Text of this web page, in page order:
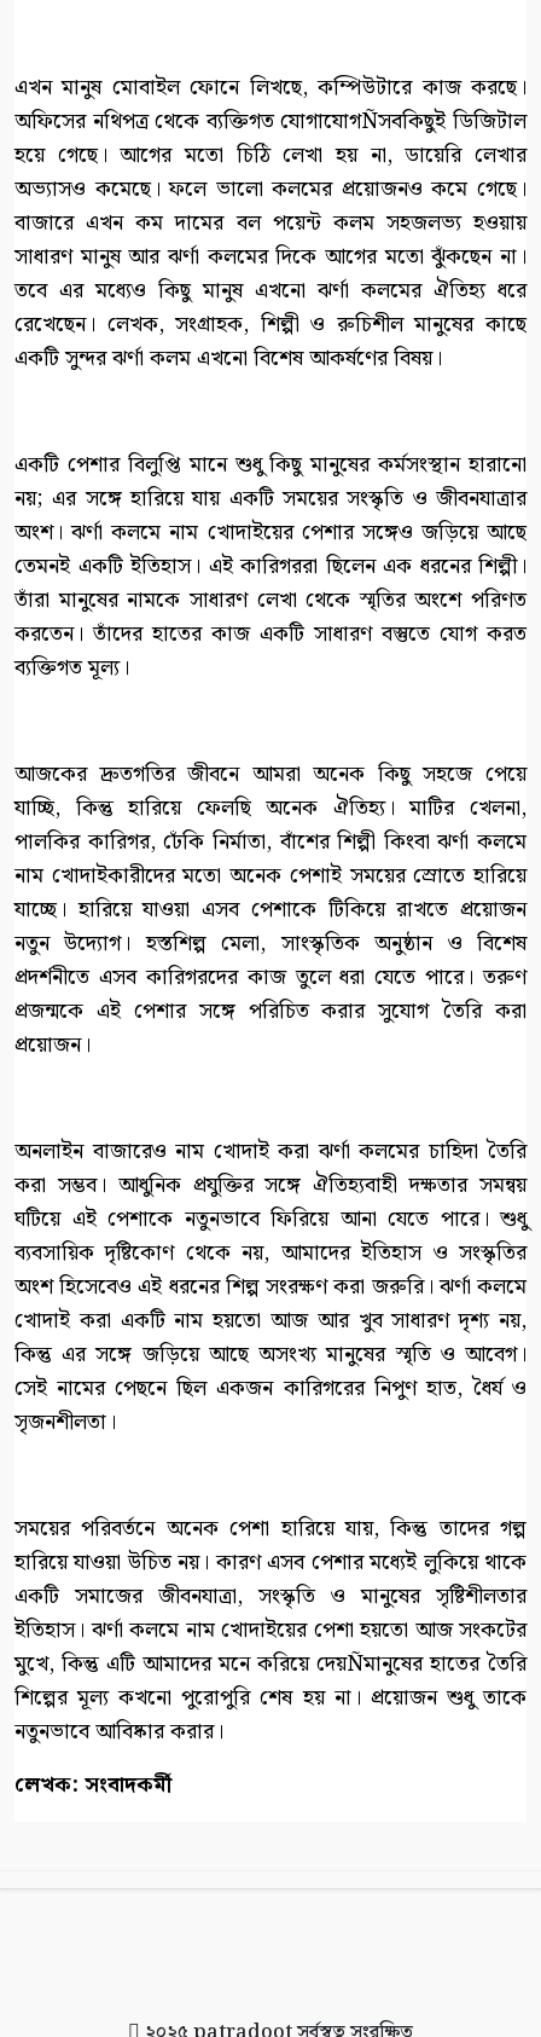
এখন মানুষ মোবাইল ফোনে লিখছে, কম্পিউটারে কাজ করছে।
অফিসের নথিপত্র থেকে ব্যক্তিগত যোগাযোগÑসবকিছুই ডিজিটাল
হয়ে গেছে। আগের মতো চিঠি লেখা হয় না, ডায়েরি লেখার
অভ্যাসও কমেছে। ফলে ভালো কলমের প্রয়োজনও কমে গেছে।
বাজারে এখন কম দামের বল পয়েন্ট কলম সহজলভ্য হওয়ায়
সাধারণ মানুষ আর ঝর্ণা কলমের দিকে আগের মতো ঝুঁকছেন না।
তবে এর মধ্যেও কিছু মানুষ এখনো ঝর্ণা কলমের ঐতিহ্য ধরে
রেখেছেন। লেখক, সংগ্রাহক, শিল্পী ও রুচিশীল মানুষের কাছে
একটি সুন্দর ঝর্ণা কলম এখনো বিশেষ আকর্ষণের বিষয়।
একটি পেশার বিলুপ্তি মানে শুধু কিছু মানুষের কর্মসংস্থান হারানো
নয়; এর সঙ্গে হারিয়ে যায় একটি সময়ের সংস্কৃতি ও জীবনযাত্রার
অংশ। ঝর্ণা কলমে নাম খোদাইয়ের পেশার সঙ্গেও জড়িয়ে আছে
তেমনই একটি ইতিহাস। এই কারিগররা ছিলেন এক ধরনের শিল্পী।
তাঁরা মানুষের নামকে সাধারণ লেখা থেকে স্মৃতির অংশে পরিণত
করতেন। তাঁদের হাতের কাজ একটি সাধারণ বস্তুতে যোগ করত
ব্যক্তিগত মূল্য।
আজকের দ্রুতগতির জীবনে আমরা অনেক কিছু সহজে পেয়ে
যাচ্ছি, কিন্তু হারিয়ে ফেলছি অনেক ঐতিহ্য। মাটির খেলনা,
পালকির কারিগর, ঢেঁকি নির্মাতা, বাঁশের শিল্পী কিংবা ঝর্ণা কলমে
নাম খোদাইকারীদের মতো অনেক পেশাই সময়ের স্রোতে হারিয়ে
যাচ্ছে। হারিয়ে যাওয়া এসব পেশাকে টিকিয়ে রাখতে প্রয়োজন
নতুন উদ্যোগ। হস্তশিল্প মেলা, সাংস্কৃতিক অনুষ্ঠান ও বিশেষ
প্রদর্শনীতে এসব কারিগরদের কাজ তুলে ধরা যেতে পারে। তরুণ
প্রজন্মকে এই পেশার সঙ্গে পরিচিত করার সুযোগ তৈরি করা
প্রয়োজন।
অনলাইন বাজারেও নাম খোদাই করা ঝর্ণা কলমের চাহিদা তৈরি
করা সম্ভব। আধুনিক প্রযুক্তির সঙ্গে ঐতিহ্যবাহী দক্ষতার সমন্বয়
ঘটিয়ে এই পেশাকে নতুনভাবে ফিরিয়ে আনা যেতে পারে। শুধু
ব্যবসায়িক দৃষ্টিকোণ থেকে নয়, আমাদের ইতিহাস ও সংস্কৃতির
অংশ হিসেবেও এই ধরনের শিল্প সংরক্ষণ করা জরুরি। ঝর্ণা কলমে
খোদাই করা একটি নাম হয়তো আজ আর খুব সাধারণ দৃশ্য নয়,
কিন্তু এর সঙ্গে জড়িয়ে আছে অসংখ্য মানুষের স্মৃতি ও আবেগ।
সেই নামের পেছনে ছিল একজন কারিগরের নিপুণ হাত, ধৈর্য ও
সৃজনশীলতা।
সময়ের পরিবর্তনে অনেক পেশা হারিয়ে যায়, কিন্তু তাদের গল্প
হারিয়ে যাওয়া উচিত নয়। কারণ এসব পেশার মধ্যেই লুকিয়ে থাকে
একটি সমাজের জীবনযাত্রা, সংস্কৃতি ও মানুষের সৃষ্টিশীলতার
ইতিহাস। ঝর্ণা কলমে নাম খোদাইয়ের পেশা হয়তো আজ সংকটের
মুখে, কিন্তু এটি আমাদের মনে করিয়ে দেয়Ñমানুষের হাতের তৈরি
শিল্পের মূল্য কখনো পুরোপুরি শেষ হয় না। প্রয়োজন শুধু তাকে
নতুনভাবে আবিষ্কার করার।
লেখক: সংবাদকর্মী